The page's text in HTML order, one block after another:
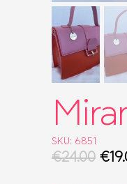
SKU: 6851
€24.00 €